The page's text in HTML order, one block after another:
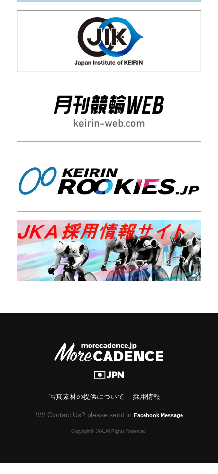
写真素材の提供について 採用情報
///// Contact Us? please send in Facebook Message
Copyright© JKA.All Rights Reserved.